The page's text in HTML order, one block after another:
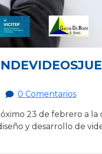
0 Comentarios
23 de febrero a
y desarrollo de